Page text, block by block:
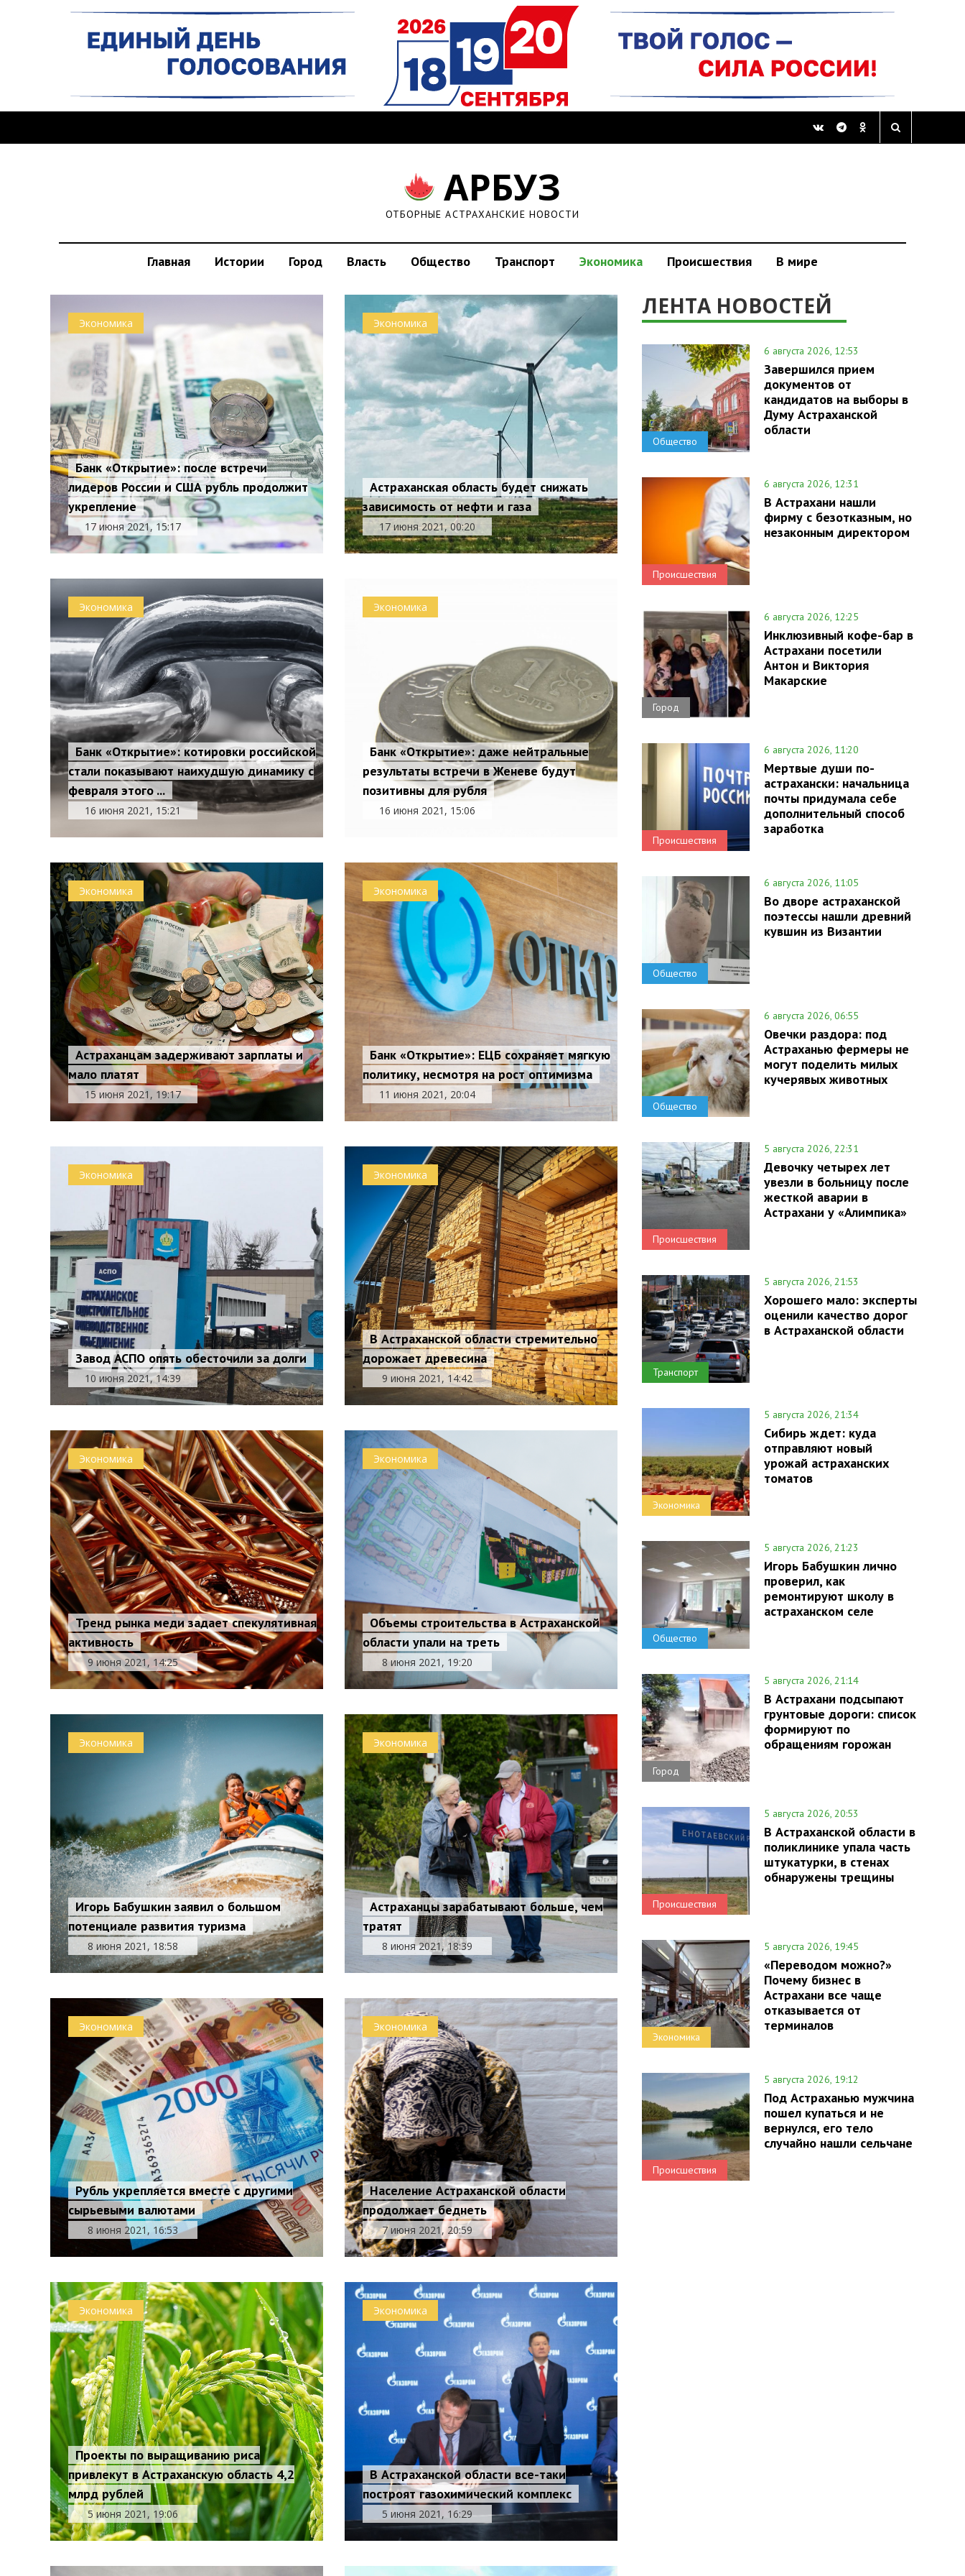
АРБУЗ
ОТБОРНЫЕ АСТРАХАНСКИЕ НОВОСТИ
Главная Истории Город Власть Общество Транспорт Экономика Происшествия В мире
Экономика
Банк «Открытие»: после встречи
лидеров России и США рубль продолжит
укрепление
17 июня 2021, 15:17
Экономика
Астраханская область будет снижать
зависимость от нефти и газа
17 июня 2021, 00:20
Экономика
Банк «Открытие»: котировки российской
стали показывают наихудшую динамику с
февраля этого ...
16 июня 2021, 15:21
Экономика
Банк «Открытие»: даже нейтральные
результаты встречи в Женеве будут
позитивны для рубля
16 июня 2021, 15:06
Экономика
Астраханцам задерживают зарплаты и
мало платят
15 июня 2021, 19:17
Экономика
Банк «Открытие»: ЕЦБ сохраняет мягкую
политику, несмотря на рост оптимизма
11 июня 2021, 20:04
Экономика
Завод АСПО опять обесточили за долги
10 июня 2021, 14:39
Экономика
В Астраханской области стремительно
дорожает древесина
9 июня 2021, 14:42
Экономика
Тренд рынка меди задает спекулятивная
активность
9 июня 2021, 14:25
Экономика
Объемы строительства в Астраханской
области упали на треть
8 июня 2021, 19:20
Экономика
Игорь Бабушкин заявил о большом
потенциале развития туризма
8 июня 2021, 18:58
Экономика
Астраханцы зарабатывают больше, чем
тратят
8 июня 2021, 18:39
Экономика
Рубль укрепляется вместе с другими
сырьевыми валютами
8 июня 2021, 16:53
Экономика
Население Астраханской области
продолжает беднеть
7 июня 2021, 20:59
Экономика
Проекты по выращиванию риса
привлекут в Астраханскую область 4,2
млрд рублей
5 июня 2021, 19:06
Экономика
В Астраханской области все-таки
построят газохимический комплекс
5 июня 2021, 16:29
ЛЕНТА НОВОСТЕЙ
Общество
6 августа 2026, 12:53
Завершился прием
документов от
кандидатов на выборы в
Думу Астраханской
области
Происшествия
6 августа 2026, 12:31
В Астрахани нашли
фирму с безотказным, но
незаконным директором
Город
6 августа 2026, 12:25
Инклюзивный кофе-бар в
Астрахани посетили
Антон и Виктория
Макарские
Происшествия
6 августа 2026, 11:20
Мертвые души по-
астрахански: начальница
почты придумала себе
дополнительный способ
заработка
Общество
6 августа 2026, 11:05
Во дворе астраханской
поэтессы нашли древний
кувшин из Византии
Общество
6 августа 2026, 06:55
Овечки раздора: под
Астраханью фермеры не
могут поделить милых
кучерявых животных
Происшествия
5 августа 2026, 22:31
Девочку четырех лет
увезли в больницу после
жесткой аварии в
Астрахани у «Алимпика»
Транспорт
5 августа 2026, 21:53
Хорошего мало: эксперты
оценили качество дорог
в Астраханской области
Экономика
5 августа 2026, 21:34
Сибирь ждет: куда
отправляют новый
урожай астраханских
томатов
Общество
5 августа 2026, 21:23
Игорь Бабушкин лично
проверил, как
ремонтируют школу в
астраханском селе
Город
5 августа 2026, 21:14
В Астрахани подсыпают
грунтовые дороги: список
формируют по
обращениям горожан
Происшествия
5 августа 2026, 20:53
В Астраханской области в
поликлинике упала часть
штукатурки, в стенах
обнаружены трещины
Экономика
5 августа 2026, 19:45
«Переводом можно?»
Почему бизнес в
Астрахани все чаще
отказывается от
терминалов
Происшествия
5 августа 2026, 19:12
Под Астраханью мужчина
пошел купаться и не
вернулся, его тело
случайно нашли сельчане